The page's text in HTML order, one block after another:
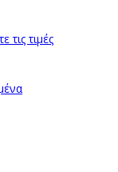
τις τιμές